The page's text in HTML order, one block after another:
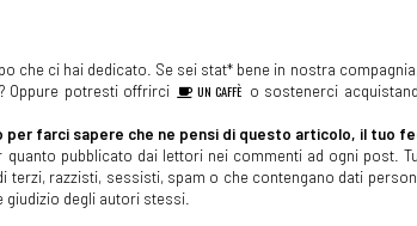
che ci hai dedicato. Se sei stat* bene in nostra
Oppure potresti offrirci
UN CAFFÈ o sostenerci
per farci sapere che ne pensi di questo articolo, il tuo
pubblicato dai lettori nei commenti ad ogni post.
terzi, razzisti, sessisti, spam o che contengano dati
giudizio degli autori stessi.